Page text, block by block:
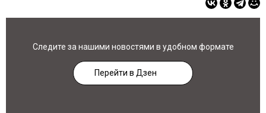
Следите за нашими новостями в удобном формате
Перейти в Дзен